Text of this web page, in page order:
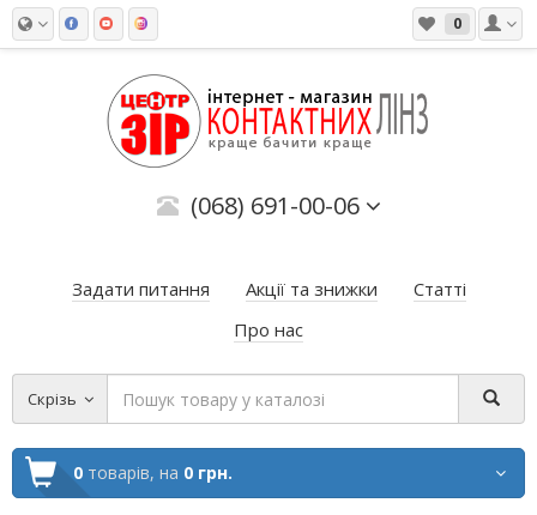
0
(068) 691-00-06
Задати питання Акції та знижки
Статті
Про нас
Скрізь
0 товарів, на 0 грн.